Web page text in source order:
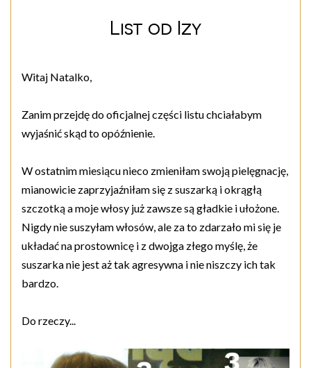
List od Izy
Witaj Natalko,
Zanim przejdę do oficjalnej części listu chciałabym
wyjaśnić skąd to opóźnienie.
W ostatnim miesiącu nieco zmieniłam swoją pielęgnację,
mianowicie zaprzyjaźniłam się z suszarką i okrągłą
szczotką a moje włosy już zawsze są gładkie i ułożone.
Nigdy nie suszyłam włosów, ale za to zdarzało mi się je
układać na prostownicę i z dwojga złego myślę, że
suszarka nie jest aż tak agresywna i nie niszczy ich tak
bardzo.
Do rzeczy...